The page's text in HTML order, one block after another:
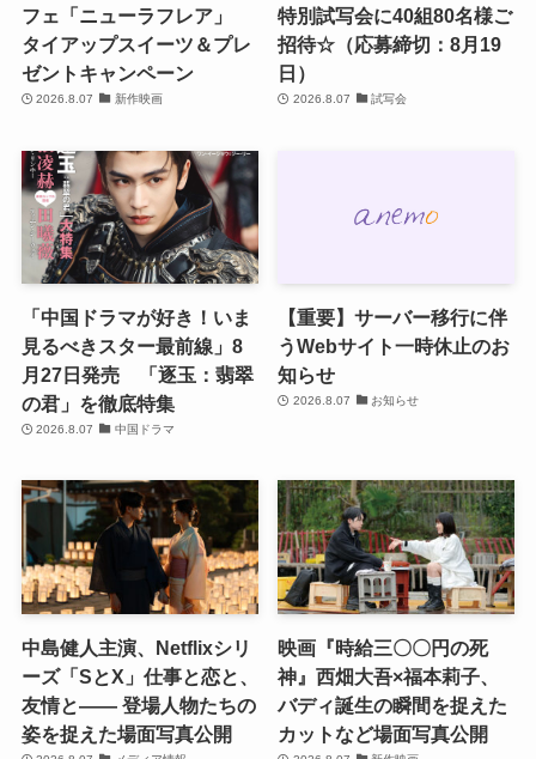
フェ「ニューラフレア」
タイアップスイーツ＆プレ
ゼントキャンペーン
2026.8.07 新作映画
特別試写会に40組80名様ご
招待☆（応募締切：8月19
日）
2026.8.07 試写会
「中国ドラマが好き！いま
見るべきスター最前線」8
月27日発売 「逐玉：翡翠
の君」を徹底特集
2026.8.07 中国ドラマ
【重要】サーバー移行に伴
うWebサイト一時休止のお
知らせ
2026.8.07 お知らせ
中島健人主演、Netflixシリ
ーズ「SとX」仕事と恋と、
友情と―― 登場人物たちの
姿を捉えた場面写真公開
映画『時給三〇〇円の死
神』西畑大吾×福本莉子、
バディ誕生の瞬間を捉えた
カットなど場面写真公開